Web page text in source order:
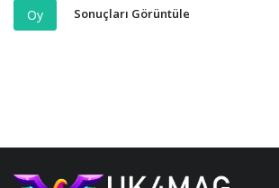
Oy Sonuçları Görüntüle